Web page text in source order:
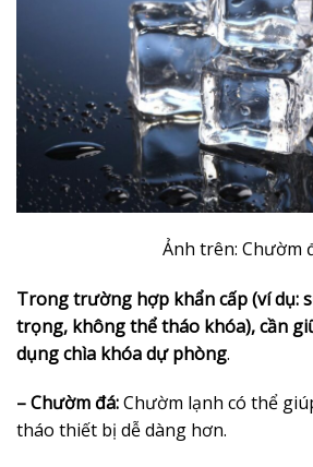
Ảnh trên: Chườm
Trong trường hợp khẩn cấp (ví dụ:
trọng, không thể tháo khóa), cần
dụng chìa khóa dự phòng.
– Chườm đá:Chườm lạnh có thể
tháo thiết bị dễ dàng hơn.